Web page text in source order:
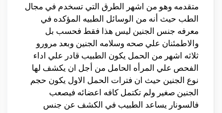
متقدمه وهو من اشهر الطرق التي تسخدم في مجال
الطب حيث أنه من الوسائل الطبيه المؤكده في
معرفه جنس الجنين ليس هذا فقط فحسب بل
والاطمئنان علي صحه وسلامه الجنين وبعد مرورو
ثلاثه اشهر من الحمل يكون الطبيب قادر علي اداء
الفحص علي المرأه الحامل من أجل ان يكشف لها
نوع الجنين حيث ان فترات الحمل الاول يكون حجم
الجنين صغير ولم تكتمل كافه اعضائه فيصعب
فالسونار يساعد الطبيب في الكشف عن جنس